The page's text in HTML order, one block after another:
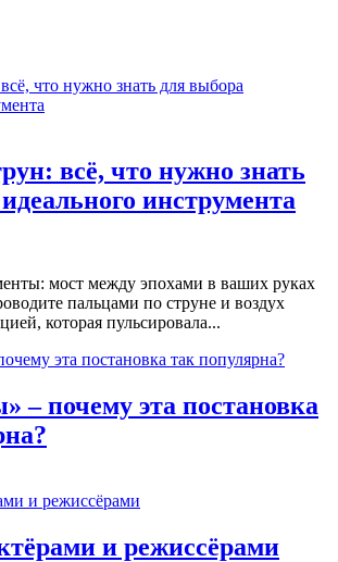
всё, что нужно знать
инструмента
мост между эпохами в ваших руках
пальцами по струне и воздух
которая пульсировала...
– почему эта постановка
и режиссёрами